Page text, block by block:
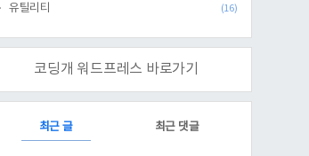
유틸리티 (16)
코딩개 워드프레스 바로가기
RECENTLY최근 글 최근 댓글